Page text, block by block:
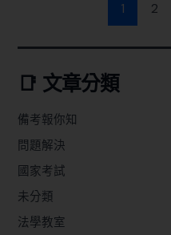
1 2
📑 文章分類
備考報你知
問題解決
國家考試
未分類
法學教室